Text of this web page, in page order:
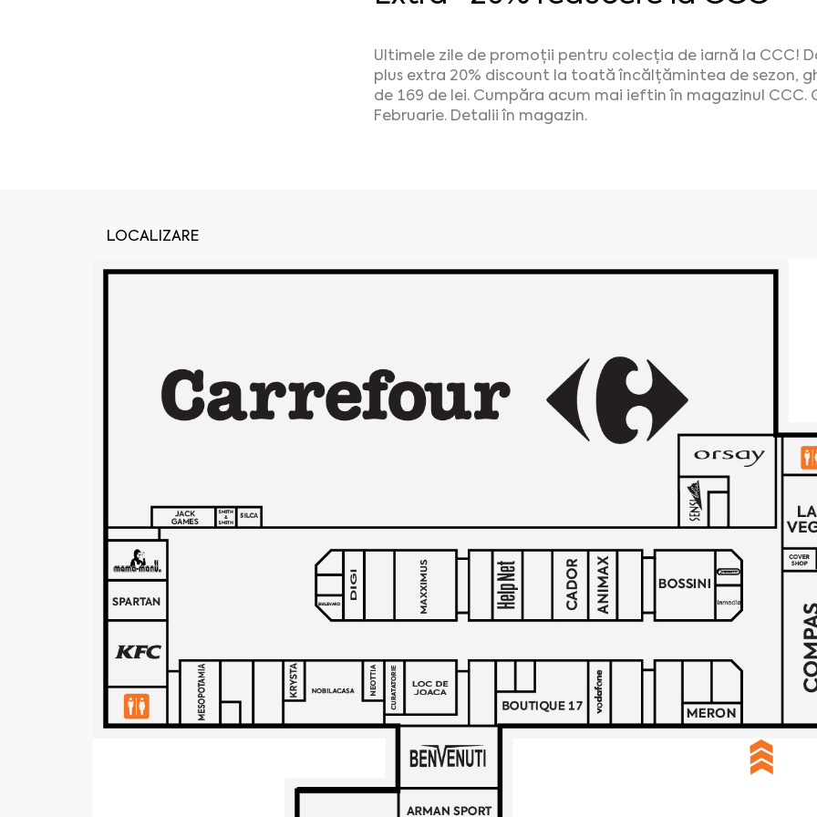
Ultimele zile de promoții pentru colecția de iarnă la CCC!
plus extra 20% discount la toată încălțămintea de sezon,
de 169 de lei. Cumpăra acum mai ieftin în magazinul
Februarie. Detalii în magazin.
LOCALIZARE